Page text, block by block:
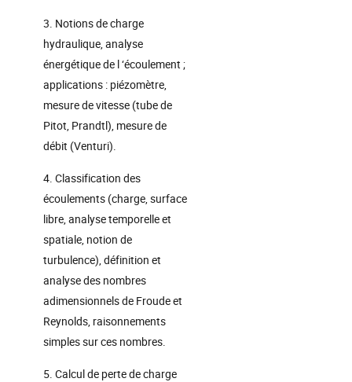
3. Notions de charge
hydraulique, analyse
énergétique de l ‘écoulement ;
applications : piézomètre,
mesure de vitesse (tube de
Pitot, Prandtl), mesure de
débit (Venturi).
4. Classification des
écoulements (charge, surface
libre, analyse temporelle et
spatiale, notion de
turbulence), définition et
analyse des nombres
adimensionnels de Froude et
Reynolds, raisonnements
simples sur ces nombres.
5. Calcul de perte de charge